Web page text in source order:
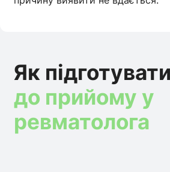
Як
до прийому у
ревматолога